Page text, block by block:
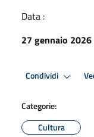
Data :
27 gennaio 2026
Condividi
Categorie:
Cultura